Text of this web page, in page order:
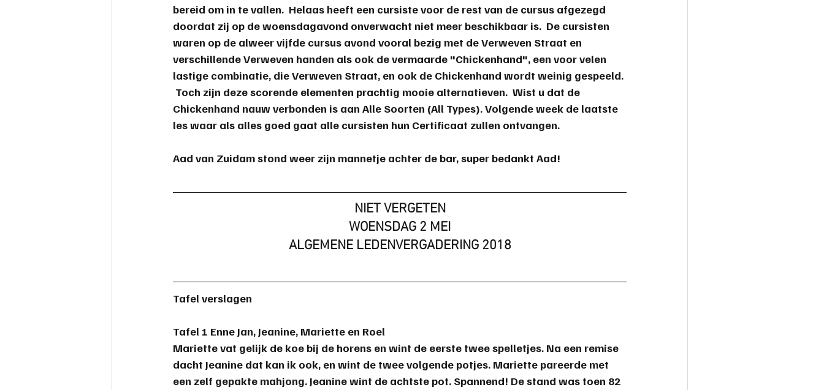
bereid om in te vallen.  Helaas heeft een cursiste voor de rest van de cursus afgezegd
doordat zij op de woensdagavond onverwacht niet meer beschikbaar is.  De cursisten
waren op de alweer vijfde cursus avond vooral bezig met de Verweven Straat en
verschillende Verweven handen als ook de vermaarde "Chickenhand", een voor velen
lastige combinatie, die Verweven Straat, en ook de Chickenhand wordt weinig gespeeld.
Toch zijn deze scorende elementen prachtig mooie alternatieven.  Wist u dat de
Chickenhand nauw verbonden is aan Alle Soorten (All Types). Volgende week de laatste
les waar als alles goed gaat alle cursisten hun Certificaat zullen ontvangen.
Aad van Zuidam stond weer zijn mannetje achter de bar, super bedankt Aad!
NIET VERGETEN
WOENSDAG 2 MEI
ALGEMENE LEDENVERGADERING 2018
Tafel verslagen
Tafel 1 Enne Jan, Jeanine, Mariette en Roel
Mariette vat gelijk de koe bij de horens en wint de eerste twee spelletjes. Na een remise
dacht Jeanine dat kan ik ook, en wint de twee volgende potjes. Mariette pareerde met
een zelf gepakte mahjong. Jeanine wint de achtste pot. Spannend! De stand was toen 82